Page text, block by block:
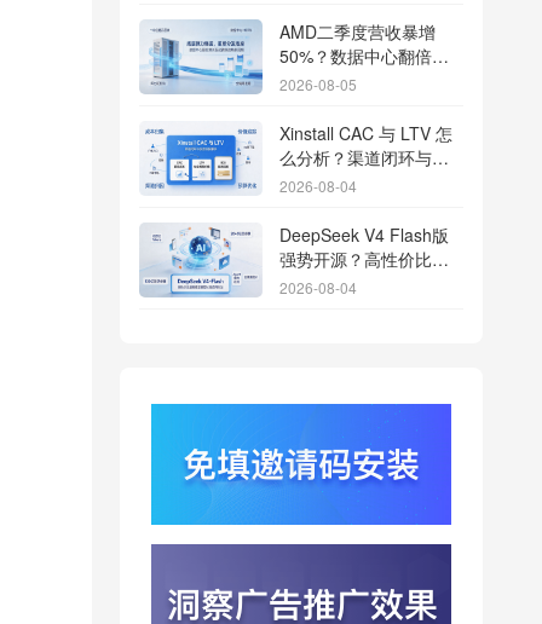
AMD二季度营收暴增
50%？数据中心翻倍增
长驱动跨端分发新底座
2026-08-05
Xinstall CAC 与 LTV 怎
么分析？渠道闭环与投
放回报解析
2026-08-04
DeepSeek V4 Flash版
强势开源？高性价比基
座模型重塑长尾应用全
2026-08-04
行云科技算力订单超154
亿？底座产能扩张激活
AI应用多终端流转新周
2026-08-04
苹果带摄像头的 AirPods
爆硬件分发与全渠道归
因升级
2026-08-03